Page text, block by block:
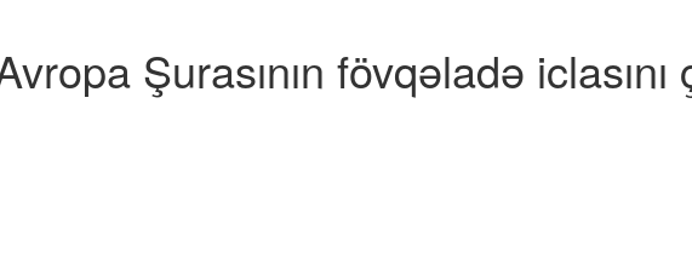
Şurasının fövqəladə iclasını